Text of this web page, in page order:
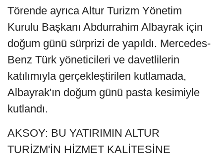
Törende ayrıca Altur Turizm Yönetim
Kurulu Başkanı Abdurrahim Albayrak için
doğum günü sürprizi de yapıldı. Mercedes-
Benz Türk yöneticileri ve davetlilerin
katılımıyla gerçekleştirilen kutlamada,
Albayrak'ın doğum günü pasta kesimiyle
kutlandı.
AKSOY: BU YATIRIMIN ALTUR
TURİZM'İN HİZMET KALİTESİNE